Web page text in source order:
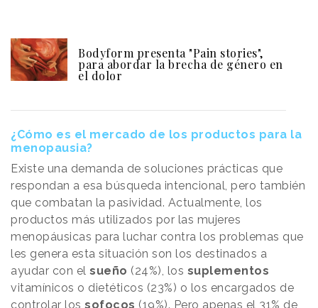
Bodyform presenta "Pain stories",
para abordar la brecha de género en
el dolor
¿Cómo es el mercado de los productos para la
menopausia?
Existe una demanda de soluciones prácticas que
respondan a esa búsqueda intencional, pero también
que combatan la pasividad. Actualmente, los
productos más utilizados por las mujeres
menopáusicas para luchar contra los problemas que
les genera esta situación son los destinados a
ayudar con el sueño (24%), los suplementos
vitamínicos o dietéticos (23%) o los encargados de
controlar los sofocos (19%). Pero apenas el 31% de